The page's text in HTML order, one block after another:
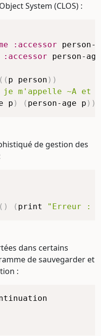
System (CLOS) :
:accessor person-
:accessor person-age
( ( p person ) )
je m'appelle ~A et
p ) ( person-age p ) )
de gestion des
( ) ( print "Erreur :
dans certains
de sauvegarder et
: